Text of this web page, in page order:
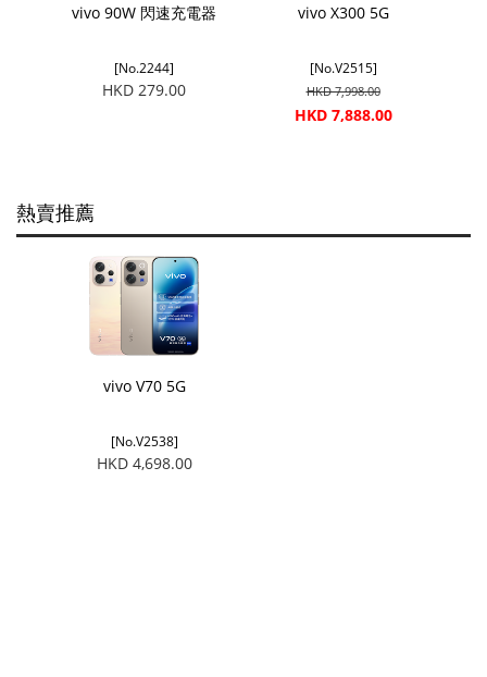
vivo 90W 閃速充電器
[No.2244]
HKD 279.00
vivo X300 5G
[No.V2515]
HKD 7,998.00
HKD 7,888.00
熱賣推薦
vivo V70 5G
[No.V2538]
HKD 4,698.00